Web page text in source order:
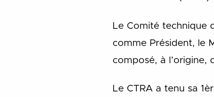
Le Comité technique
comme Président, le
composé, à l’origine,
Le CTRA a tenu sa